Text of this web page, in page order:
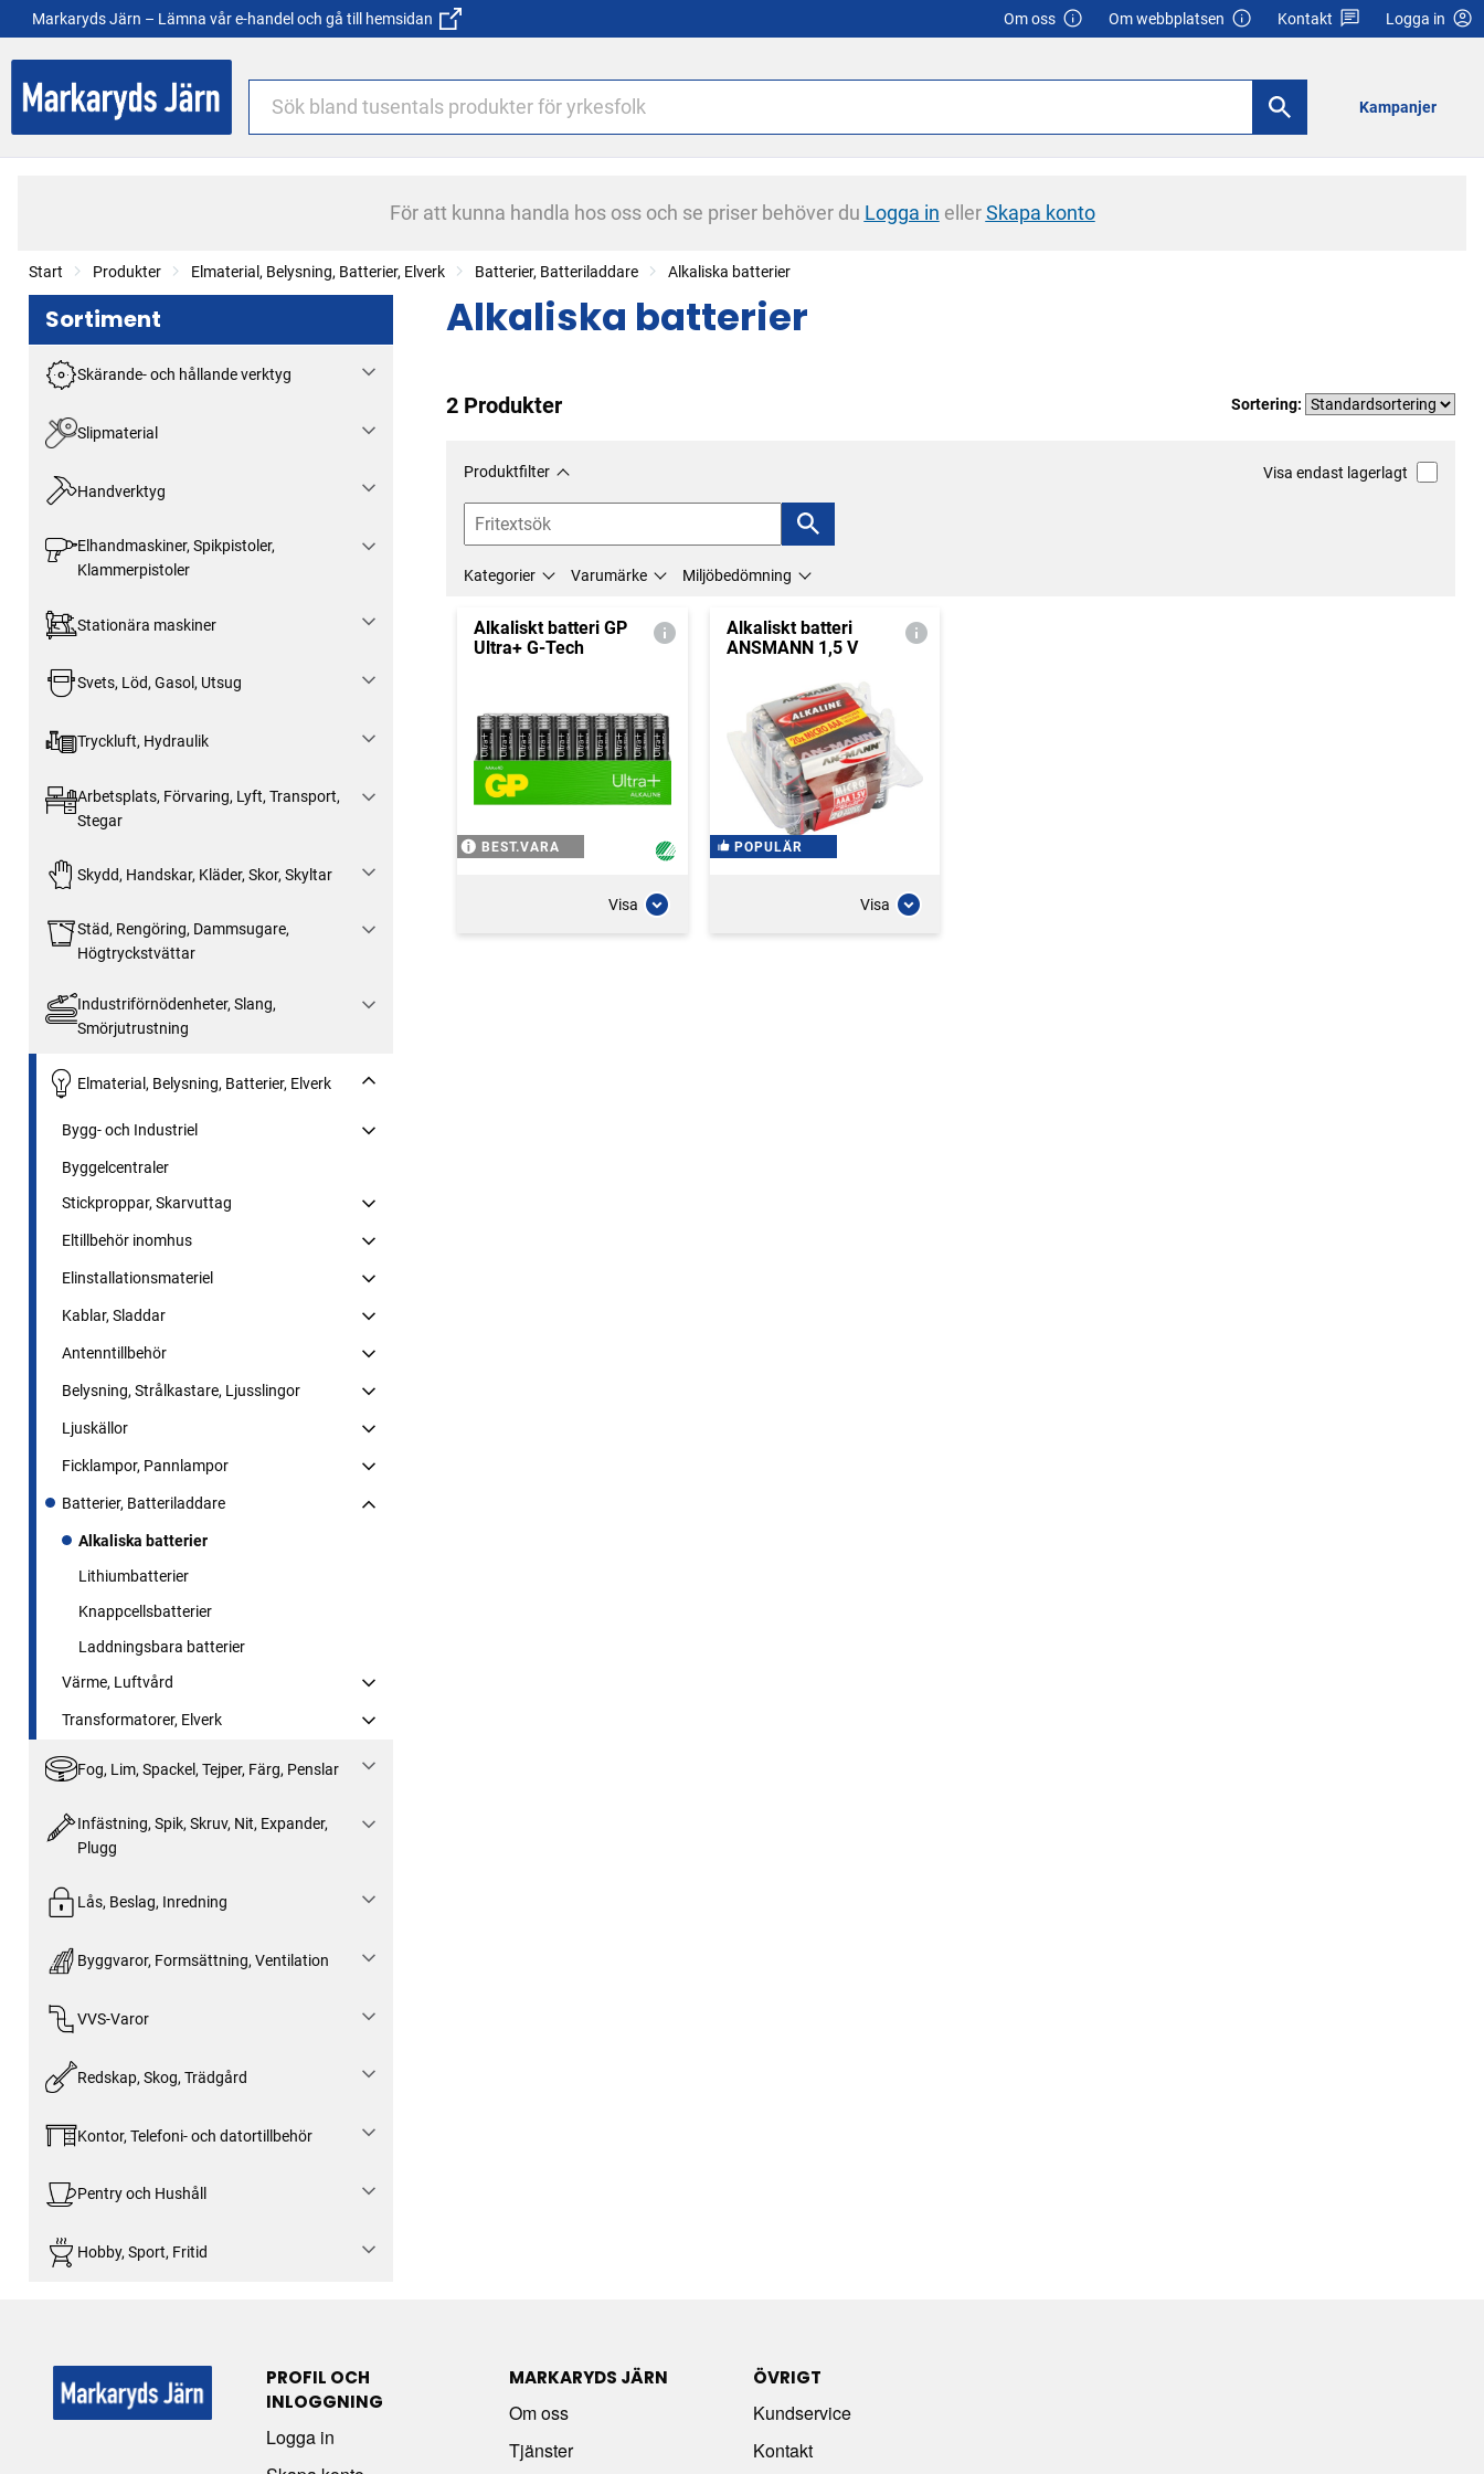
Markaryds Järn – Lämna vår e-handel och gå till hemsidan Om oss Om webbplatsen Kontakt Logga in
Kampanjer
För att kunna handla hos oss och se priser behöver du Logga in ellerSkapa konto
Start Produkter Elmaterial, Belysning, Batterier, Elverk Batterier, Batteriladdare Alkaliska batterier
Sortiment
Skärande- och hållande verktyg
Slipmaterial
Handverktyg
Elhandmaskiner, Spikpistoler,
Klammerpistoler
Stationära maskiner
Svets, Löd, Gasol, Utsug
Tryckluft, Hydraulik
Arbetsplats, Förvaring, Lyft, Transport,
Stegar
Skydd, Handskar, Kläder, Skor, Skyltar
Städ, Rengöring, Dammsugare,
Högtryckstvättar
Industriförnödenheter, Slang,
Smörjutrustning
Elmaterial, Belysning, Batterier, Elverk
Bygg- och Industriel
Byggelcentraler
Stickproppar, Skarvuttag
Eltillbehör inomhus
Elinstallationsmateriel
Kablar, Sladdar
Antenntillbehör
Belysning, Strålkastare, Ljusslingor
Ljuskällor
Ficklampor, Pannlampor
Batterier, Batteriladdare
Alkaliska batterier
Lithiumbatterier
Knappcellsbatterier
Laddningsbara batterier
Värme, Luftvård
Transformatorer, Elverk
Fog, Lim, Spackel, Tejper, Färg, Penslar
Infästning, Spik, Skruv, Nit, Expander,
Plugg
Lås, Beslag, Inredning
Byggvaror, Formsättning, Ventilation
VVS-Varor
Redskap, Skog, Trädgård
Kontor, Telefoni- och datortillbehör
Pentry och Hushåll
Hobby, Sport, Fritid
Alkaliska batterier
2 Produkter Sortering:
Produktfilter Visa endast lagerlagt
Kategorier Varumärke Miljöbedömning
Alkaliskt batteri GP
Ultra+ G-Tech
BEST.VARA
Visa
Alkaliskt batteri
ANSMANN 1,5 V
POPULÄR
Visa
PROFIL OCH
INLOGGNING
Logga in
MARKARYDS JÄRN
Om oss
Tjänster
ÖVRIGT
Kundservice
Kontakt